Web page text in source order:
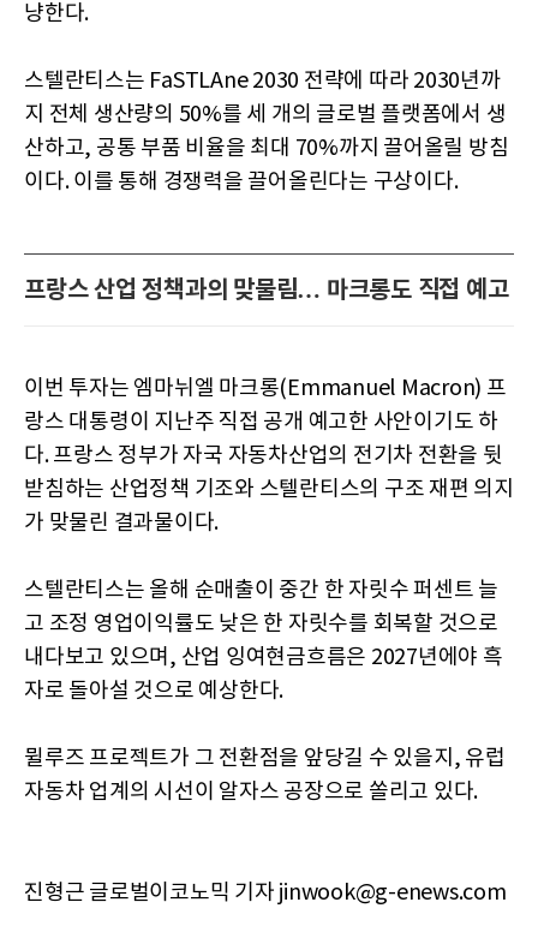
냥한다.
스텔란티스는 FaSTLAne 2030 전략에 따라 2030년까
지 전체 생산량의 50%를 세 개의 글로벌 플랫폼에서 생
산하고, 공통 부품 비율을 최대 70%까지 끌어올릴 방침
이다. 이를 통해 경쟁력을 끌어올린다는 구상이다.
프랑스 산업 정책과의 맞물림… 마크롱도 직접 예고
이번 투자는 엠마뉘엘 마크롱(Emmanuel Macron) 프
랑스 대통령이 지난주 직접 공개 예고한 사안이기도 하
다. 프랑스 정부가 자국 자동차산업의 전기차 전환을 뒷
받침하는 산업정책 기조와 스텔란티스의 구조 재편 의지
가 맞물린 결과물이다.
스텔란티스는 올해 순매출이 중간 한 자릿수 퍼센트 늘
고 조정 영업이익률도 낮은 한 자릿수를 회복할 것으로
내다보고 있으며, 산업 잉여현금흐름은 2027년에야 흑
자로 돌아설 것으로 예상한다.
뮐루즈 프로젝트가 그 전환점을 앞당길 수 있을지, 유럽
자동차 업계의 시선이 알자스 공장으로 쏠리고 있다.
진형근 글로벌이코노믹 기자 jinwook@g-enews.com